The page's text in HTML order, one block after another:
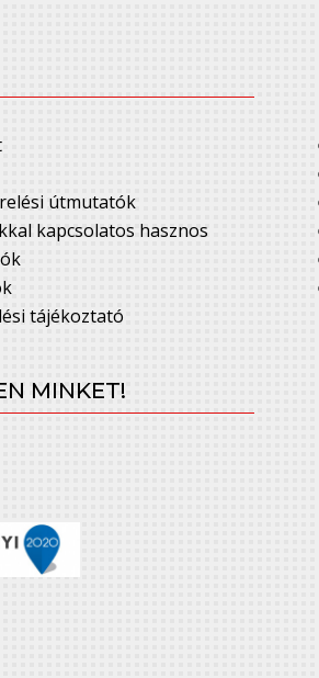
útmutatók
kapcsolatos hasznos
tájékoztató
MINKET!